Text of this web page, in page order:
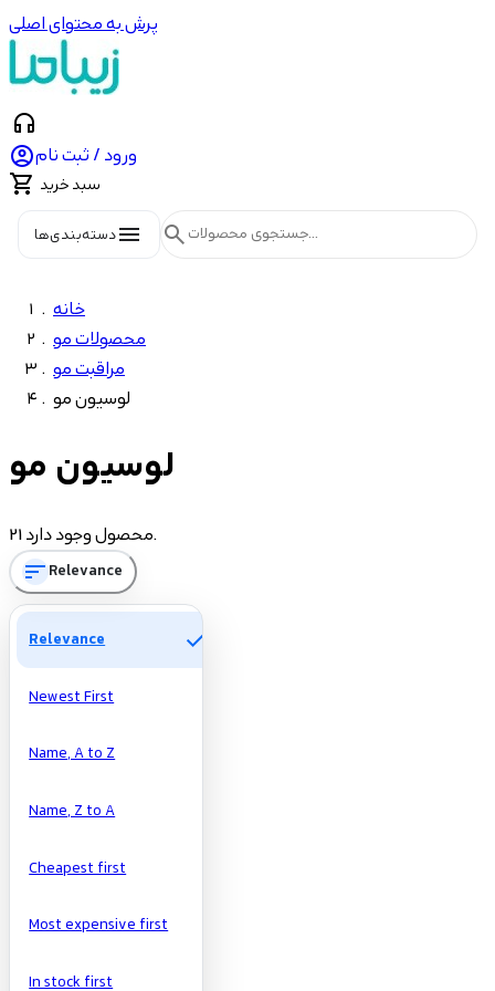
پرش به محتوای اصلی
headphones
ورود / ثبت نام
 سبد خرید
menuدسته‌بندی‌ها search
خانه
محصولات مو
مراقبت مو
لوسیون مو
تومان
Manufacturers
لوسیون مو
21 محصول وجود دارد.
sortRelevance
Relevance check
Newest First
Name, A to Z
Name, Z to A
Cheapest first
Most expensive first
In stock first